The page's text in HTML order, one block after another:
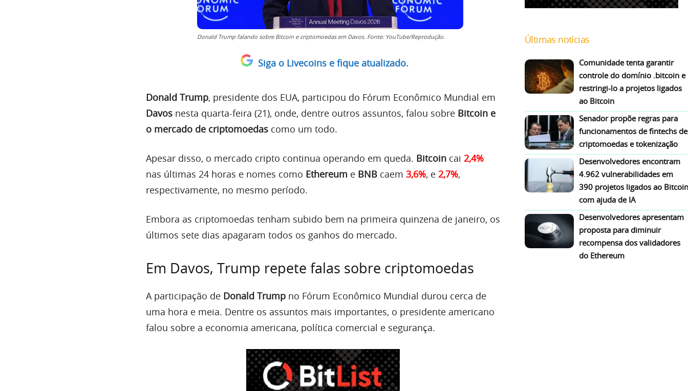
Donald Trump falando sobre Bitcoin e criptomoedas em Davos. Fonte: YouTube/Reprodução.
Siga o Livecoins e fique atualizado.
Donald Trump, presidente dos EUA, participou do Fórum Econômico Mundial em
Davos nesta quarta-feira (21), onde, dentre outros assuntos, falou sobre Bitcoin e
o mercado de criptomoedas como um todo.
Apesar disso, o mercado cripto continua operando em queda. Bitcoin cai 2,4%
nas últimas 24 horas e nomes como Ethereum e BNB caem 3,6%, e 2,7%,
respectivamente, no mesmo período.
Embora as criptomoedas tenham subido bem na primeira quinzena de janeiro, os
últimos sete dias apagaram todos os ganhos do mercado.
Em Davos, Trump repete falas sobre criptomoedas
A participação de Donald Trump no Fórum Econômico Mundial durou cerca de
uma hora e meia. Dentre os assuntos mais importantes, o presidente americano
falou sobre a economia americana, política comercial e segurança.
Últimas notícias
Comunidade tenta garantir
controle do domínio .bitcoin e
restringi-lo a projetos ligados
ao Bitcoin
Senador propõe regras para
funcionamentos de fintechs de
criptomoedas e tokenização
Desenvolvedores encontram
4.962 vulnerabilidades em
390 projetos ligados ao Bitcoin
com ajuda de IA
Desenvolvedores apresentam
proposta para diminuir
recompensa dos validadores
do Ethereum